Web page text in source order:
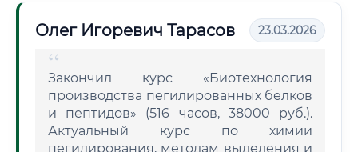
Олег Игоревич Тарасов 23.03.2026
Закончил курс «Биотехнология
производства пегилированных белков
и пептидов» (516 часов, 38000 руб.).
Актуальный курс по химии
пегилирования, методам выделения и